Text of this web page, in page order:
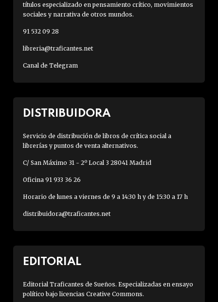
títulos especializado en pensamiento crítico, movimientos
sociales y narrativa de otros mundos.
91 532 09 28
libreria@traficantes.net
Canal de Telegram
DISTRIBUIDORA
Servicio de distribución de libros de crítica social a
librerías y puntos de venta alternativos.
C/ San Máximo 31 - 2º Local 3 28041 Madrid
Oficina 91 933 36 26
Horario de lunes a viernes de 9 a 14:30 h y de 15:30 a 17 h
distribuidora@traficantes.net
EDITORIAL
Editorial Traficantes de Sueños. Especializadas en ensayo
político bajo licencias Creative Commons.